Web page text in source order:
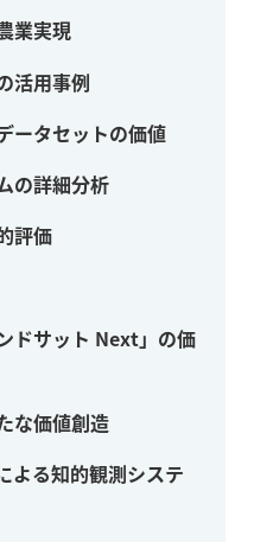
業実現
活用事例
ータセットの価値
の詳細分析
評価
ドサット Next」の価
な価値創造
よる知的観測システ